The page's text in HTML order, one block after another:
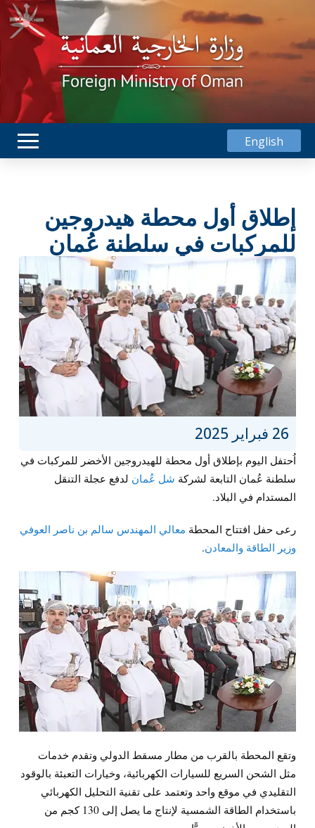
English
إطلاق أول محطة هيدروجين
للمركبات في سلطنة عُمان
26 فبراير 2025
اُحتفل اليوم بإطلاق أول محطة للهيدروجين الأخضر للمركبات في
سلطنة عُمان التابعة لشركة شل عُمان لدفع عجلة التنقل
المستدام في البلاد.
رعى حفل افتتاح المحطة معالي المهندس سالم بن ناصر العوفي
وزير الطاقة والمعادن.
وتقع المحطة بالقرب من مطار مسقط الدولي وتقدم خدمات
مثل الشحن السريع للسيارات الكهربائية، وخيارات التعبئة بالوقود
التقليدي في موقع واحد وتعتمد على تقنية التحليل الكهربائي
باستخدام الطاقة الشمسية لإنتاج ما يصل إلى 130 كجم من